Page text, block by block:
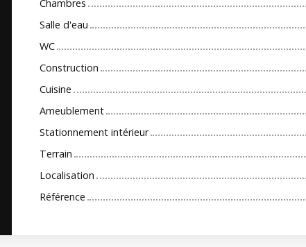
Chambres
Salle d'eau
WC
Construction
Cuisine
Ameublement
Stationnement intérieur
Terrain
Localisation
Référence